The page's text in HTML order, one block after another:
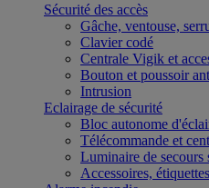
Sécurité des accès
Gâche, ventouse,
Clavier codé
Centrale Vigik et
Bouton et poussoir
Intrusion
Eclairage de sécurité
Bloc autonome
Télécommande et
Luminaire de secours
Accessoires,